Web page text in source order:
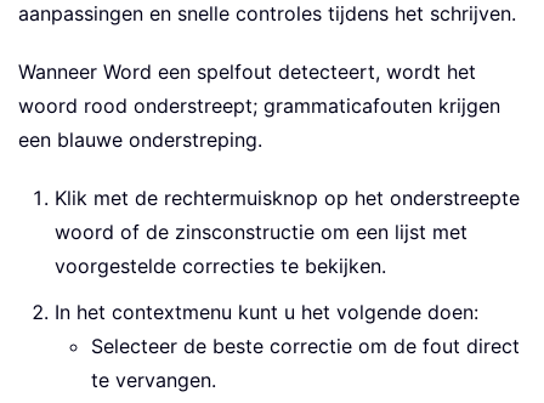
aanpassingen en snelle controles tijdens het schrijven.
Wanneer Word een spelfout detecteert, wordt het
woord rood onderstreept; grammaticafouten krijgen
een blauwe onderstreping.
Klik met de rechtermuisknop op het onderstreepte
woord of de zinsconstructie om een lijst met
voorgestelde correcties te bekijken.
In het contextmenu kunt u het volgende doen:
Selecteer de beste correctie om de fout direct
te vervangen.